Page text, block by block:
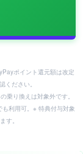
ポイント還元額は改定
ださい。
乗り換えは対象外です。
利用可。※ 特典付与対象
す。